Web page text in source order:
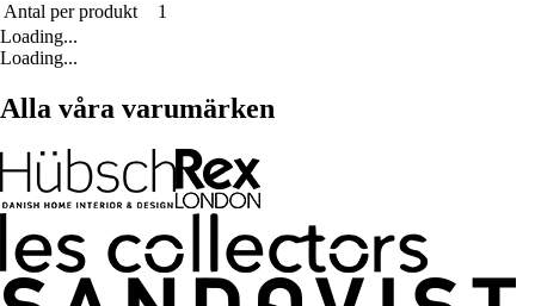
Antal per produkt
1
Loading...
Loading...
Alla våra varumärken